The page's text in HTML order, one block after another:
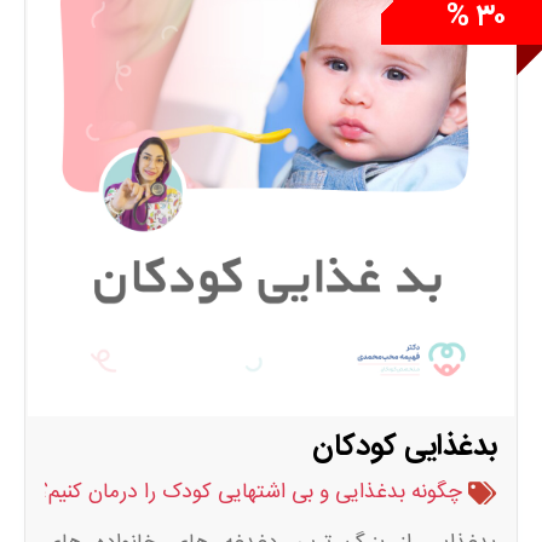
۳۰ %
بدغذایی کودکان
چگونه بدغذایی و بی اشتهایی کودک را درمان کنیم؟